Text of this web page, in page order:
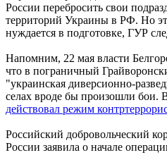
России перебросить свои
территорий Украины в РФ. Но
нуждается в подготовке, ГУР
Напомним, 22 мая власти
что в пограничный
"украинская диверсионно-
селах вроде бы произошли бои.
действовал режим
Российский добровольческий
России заявила о начале